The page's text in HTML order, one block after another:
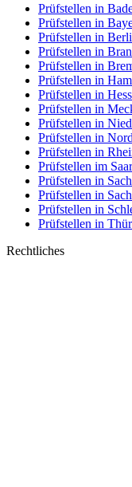
Prüfstellen in
Prüfstellen in
Prüfstellen in
Prüfstellen in
Prüfstellen in
Prüfstellen in
Prüfstellen in
Prüfstellen in
Prüfstellen in
Prüfstellen in
Prüfstellen in
Prüfstellen im
Prüfstellen in
Prüfstellen in
Prüfstellen in
Prüfstellen in
Rechtliches